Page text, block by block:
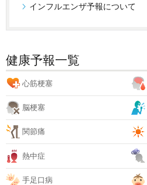
インフルエンザ予報について
健康予報一覧
心筋梗塞
脳梗塞
関節痛
熱中症
手足口病